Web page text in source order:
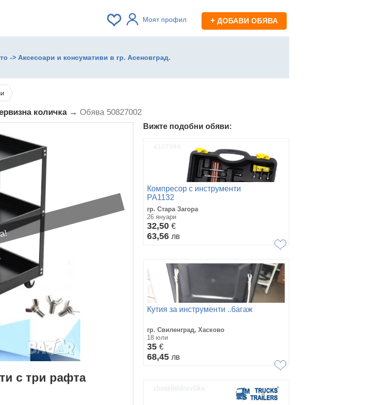
Моят профил + ДОБАВИ ОБЯВА
-> Аксесоари и консумативи в гр. Асеновград.
количка → Обява 50827002
с три рафта
Вижте подобни обяви:
Компресор с инструменти
PA1132
гр. Стара Загора
26 януари
32,50 €
63,56 лв
Кутия за инструменти ..багаж
гр. Свиленград, Хасково
18 юли
35 €
68,45 лв